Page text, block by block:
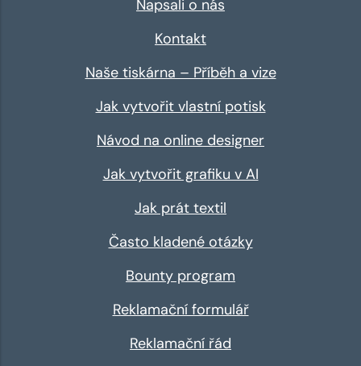
Napsali o nás
Kontakt
Naše tiskárna – Příběh a vize
Jak vytvořit vlastní potisk
Návod na online designer
Jak vytvořit grafiku v AI
Jak prát textil
Často kladené otázky
Bounty program
Reklamační formulář
Reklamační řád